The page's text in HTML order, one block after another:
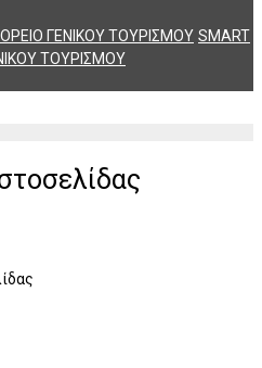
SMART
ΤΟΥΡΙΣΜΟΥ